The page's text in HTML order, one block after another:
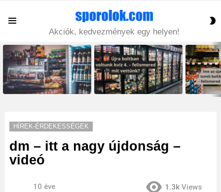
Akciók, kedvezmények egy helyen!
LATEST
STORIES
HÍREK-ÉRDEKESSÉGEK
dm – itt a nagy újdonság –
videó
10 éve 1.3k Views